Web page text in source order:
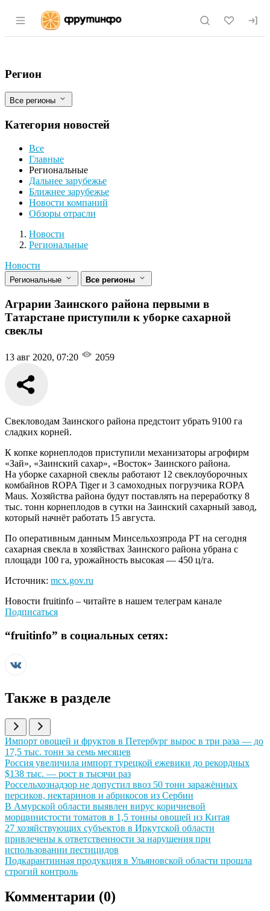
Раздел навигации по сайту fruitinfo.ru
Аграрии Заинского района первыми в
Фильтры
Регион
Все регионы
Категория новостей
Все
Главные
Региональные
Дальнее зарубежье
Ближнее зарубежье
Новости компаний
Обзоры отрасли
Новости
Разделы
Новости
Региональные
Новости
Региональные Все регионы
Аграрии Заинского района первыми в
Татарстане приступили к уборке сахарной
свеклы
13 авг 2020, 07:20 2059
Свекловодам Заинского района предстоит убрать 9100 га
сладких корней.
К копке корнеплодов приступили механизаторы агрофирм
«Зай», «Заинский сахар», «Восток» Заинского района.
На уборке сахарной свеклы работают 12 свеклоуборочных
комбайнов ROPA Tiger и 3 самоходных погрузчика ROPA
Maus. Хозяйства района будут поставлять на переработку 8
тыс. тонн корнеплодов в сутки на Заинский сахарный завод,
который начнёт работать 15 августа.
По оперативным данным Минсельхозпрода РТ на сегодня
сахарная свекла в хозяйствах Заинского района убрана с
площади 100 га, урожайность высокая — 450 ц/га.
Источник: mcx.gov.ru
Новости fruitinfo – читайте в нашем телеграм канале
Подписаться
“fruitinfo” в социальных сетях:
Также в разделе
Иллюстрация новости
Импорт овощей и фруктов в Петербург вырос в три раза — до
17,5 тыс. тонн за семь месяцев
Иллюстрация новости
Россия увеличила импорт турецкой ежевики до рекордных
$138 тыс. — рост в тысячи раз
Иллюстрация новости
Россельхознадзор не допустил ввоз 50 тонн заражённых
персиков, нектаринов и абрикосов из Сербии
Иллюстрация новости
В Амурской области выявлен вирус коричневой
морщинистости томатов в 1,5 тонны овощей из Китая
Иллюстрация новости
27 хозяйствующих субъектов в Иркутской области
привлечены к ответственности за нарушения при
использовании пестицидов
Иллюстрация новости
Подкарантинная продукция в Ульяновской области прошла
строгий контроль
Комментарии (0)